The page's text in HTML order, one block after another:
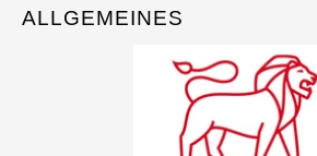
ALLGEMEINES